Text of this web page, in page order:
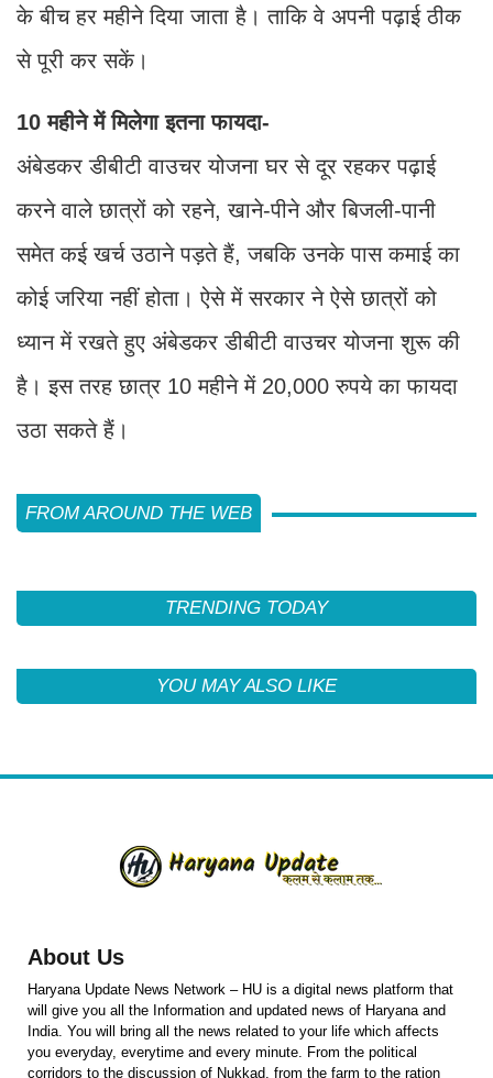
के बीच हर महीने दिया जाता है। ताकि वे अपनी पढ़ाई ठीक
से पूरी कर सकें।
10 महीने में मिलेगा इतना फायदा-
अंबेडकर डीबीटी वाउचर योजना घर से दूर रहकर पढ़ाई
करने वाले छात्रों को रहने, खाने-पीने और बिजली-पानी
समेत कई खर्च उठाने पड़ते हैं, जबकि उनके पास कमाई का
कोई जरिया नहीं होता। ऐसे में सरकार ने ऐसे छात्रों को
ध्यान में रखते हुए अंबेडकर डीबीटी वाउचर योजना शुरू की
है। इस तरह छात्र 10 महीने में 20,000 रुपये का फायदा
उठा सकते हैं।
FROM AROUND THE WEB
TRENDING TODAY
YOU MAY ALSO LIKE
About Us
Haryana Update News Network – HU is a digital news platform that
will give you all the Information and updated news of Haryana and
India. You will bring all the news related to your life which affects
you everyday, everytime and every minute. From the political
corridors to the discussion of Nukkad, from the farm to the ration